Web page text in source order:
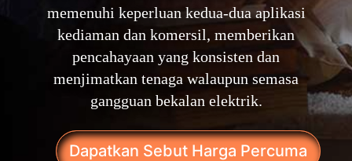
memenuhi keperluan kedua-dua aplikasi
kediaman dan komersil, memberikan
pencahayaan yang konsisten dan
menjimatkan tenaga walaupun semasa
gangguan bekalan elektrik.
Dapatkan Sebut Harga Percuma